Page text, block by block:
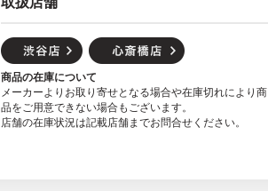
商品の在庫について
メーカーよりお取り寄せとなる場合や在庫切れにより商
品をご用意できない場合もございます。
店舗の在庫状況は記載店舗までお問合せください。